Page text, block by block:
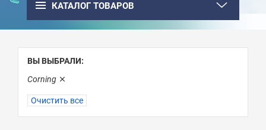
КАТАЛОГ ТОВАРОВ
ВЫ ВЫБРАЛИ:
Corning
Очистить все